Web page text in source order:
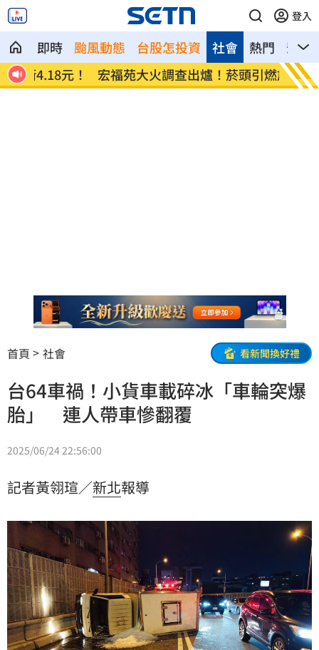
登入
即時 颱風動態 台股怎投資 熱門 影音
社會
！ 宏福苑大火調查出爐！菸頭引燃施工雜物
定投
位！
首頁 社會 看新聞換好禮
台64車禍！小貨車載碎冰「車輪突爆
胎」 連人帶車慘翻覆
2025/06/24 22:56:00
記者黃翎瑄／新北報導